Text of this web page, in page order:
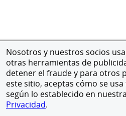
Nosotros y nuestros socios
otras herramientas de
detener el fraude y para otros
este sitio, aceptas cómo se
según lo establecido en nuestra
Privacidad.